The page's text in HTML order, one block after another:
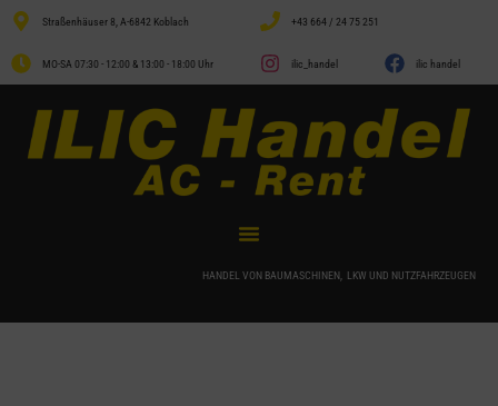
Straßenhäuser 8, A-6842 Koblach +43 664 / 24 75 251
MO-SA 07:30 - 12:00 & 13:00 - 18:00 Uhr ilic_handel ilic handel
HANDEL VON BAUMASCHINEN, LKW UND NUTZFAHRZEUGEN